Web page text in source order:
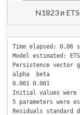
N1823 и
Time elapsed: 0.06
Model estimated:
Persistence vector
alpha  beta
0.001 0.001
Initial values were
5 parameters were
Residuals standard